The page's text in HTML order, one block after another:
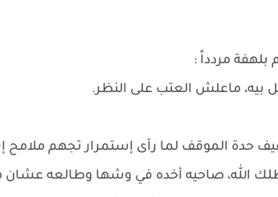
بلهفة مردداً :
بيه، ماعلش العتب على النظر.
حدة الموقف لما رأى إستمرار تجهم ملامح
الله، صاحيه أخده في وشها وطالعه عشان